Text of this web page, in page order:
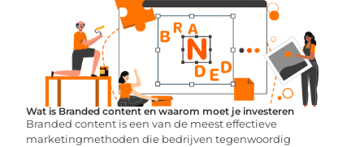
Wat is Branded content en waarom moet je investeren
Branded content is een van de meest effectieve
marketingmethoden die bedrijven tegenwoordig